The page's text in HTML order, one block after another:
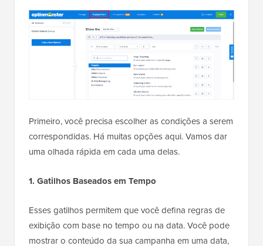
Primeiro, você precisa escolher as condições a serem
correspondidas. Há muitas opções aqui. Vamos dar
uma olhada rápida em cada uma delas.
1. Gatilhos Baseados em Tempo
Esses gatilhos permitem que você defina regras de
exibição com base no tempo ou na data. Você pode
mostrar o conteúdo da sua campanha em uma data,